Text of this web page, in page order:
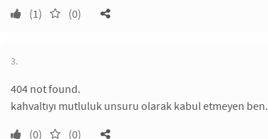
(1)
(0)
3.
404 not found.
kahvaltıyı mutluluk unsuru olarak kabul etmeyen ben.
(0)
(0)